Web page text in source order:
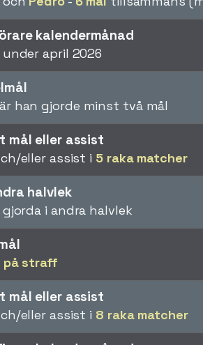
kalendermånad
under april 2026
han gjorde minst två mål
mål eller assist
eller assist i 5 raka matcher
halvlek
gjorda i andra halvlek
på straff
mål eller assist
eller assist i 8 raka matcher